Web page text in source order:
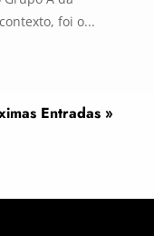
foi o...
Entradas »